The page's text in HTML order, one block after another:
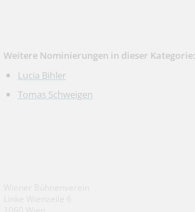
Weitere Nominierungen in dieser Kategorie:
Lucia Bihler
Tomas Schweigen